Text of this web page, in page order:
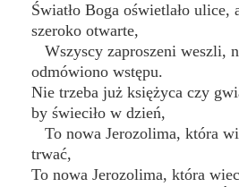
Światło Boga oświetlało ulice,
szeroko otwarte,
Wszyscy zaproszeni weszli,
odmówiono wstępu.
Nie trzeba już księżyca czy
by świeciło w dzień,
To nowa Jerozolima, która
trwać,
To nowa Jerozolima, która